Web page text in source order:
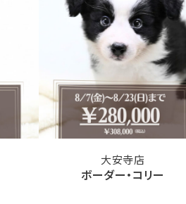
大安寺店
ボーダー・コリー